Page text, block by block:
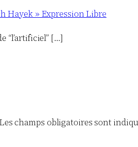
Hayek » Expression Libre
“l’artificiel” […]
Les champs obligatoires sont